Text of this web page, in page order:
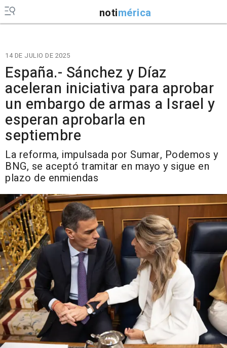
notimérica
14 DE JULIO DE 2025
España.- Sánchez y Díaz
aceleran iniciativa para aprobar
un embargo de armas a Israel y
esperan aprobarla en
septiembre
La reforma, impulsada por Sumar, Podemos y
BNG, se aceptó tramitar en mayo y sigue en
plazo de enmiendas